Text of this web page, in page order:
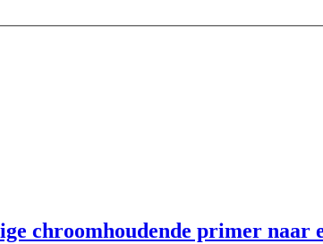
chroomhoudende primer naar